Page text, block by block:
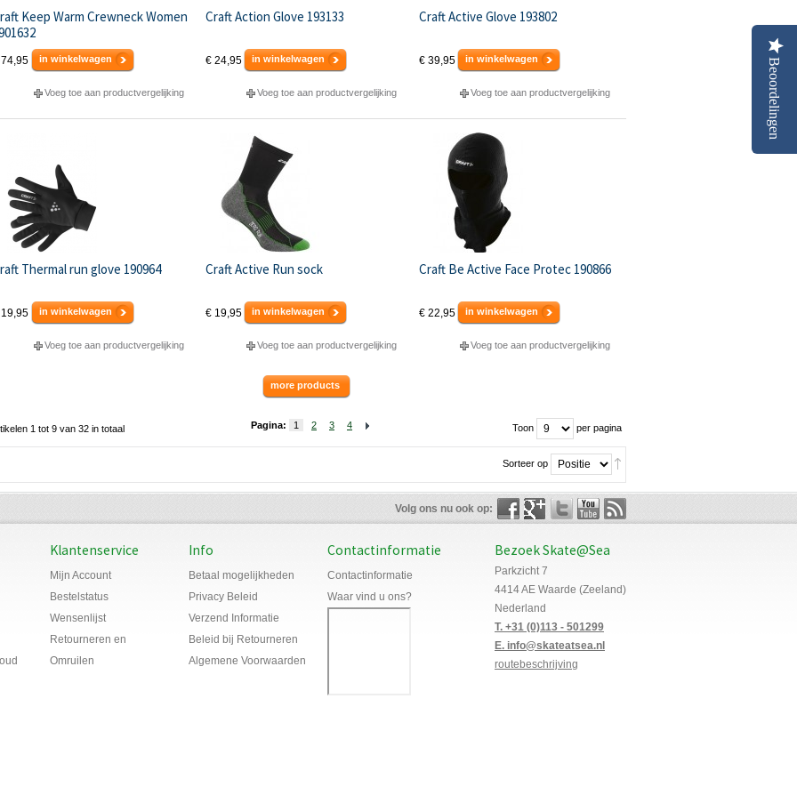
Keep Warm Crewneck Women
in winkelwagen
Voeg toe aan productvergelijking
Craft Action Glove 193133
€ 24,95 in winkelwagen
Voeg toe aan productvergelijking
Craft Active Glove 193802
€ 39,95 in winkelwagen
Voeg toe aan productvergelijking
Thermal run glove 190964
in winkelwagen
Voeg toe aan productvergelijking
Craft Active Run sock
€ 19,95 in winkelwagen
Voeg toe aan productvergelijking
Craft Be Active Face Protec 190866
€ 22,95 in winkelwagen
Voeg toe aan productvergelijking
more products
1 tot 9 van 32 in totaal Toon per pagina
Pagina: 1 2 3 4
Sorteer op
Volg ons nu ook op:
Klantenservice
Mijn Account
Bestelstatus
Wensenlijst
Retourneren en
Omruilen
Info
Betaal mogelijkheden
Privacy Beleid
Verzend Informatie
Beleid bij Retourneren
Algemene Voorwaarden
Contactinformatie
Contactinformatie
Waar vind u ons?
Bezoek Skate@Sea
Parkzicht 7
4414 AE Waarde (Zeeland)
Nederland
T. +31 (0)113 - 501299
E. info@skateatsea.nl
routebeschrijving
Beoordelingen